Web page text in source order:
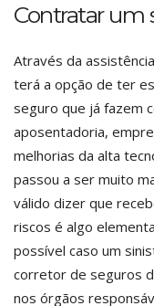
Contratar um
Através da
terá a opção de ter
seguro que já fazem
aposentadoria,
melhorias da alta
passou a ser muito
válido dizer que
riscos é algo
possível caso um
corretor de seguros
nos órgãos